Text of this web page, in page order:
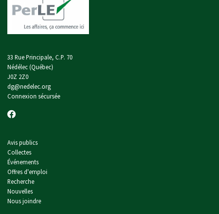
33 Rue Principale, C.P. 70
Nédélec (Québec)
J0Z 2Z0
dg@nedelec.org
Connexion sécursée
Avis publics
Collectes
Événements
Offres d'emploi
Recherche
Nouvelles
Nous joindre